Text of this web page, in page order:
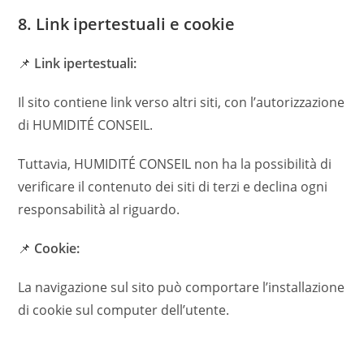
8. Link ipertestuali e cookie
📌 Link ipertestuali:
Il sito contiene link verso altri siti, con l’autorizzazione
di HUMIDITÉ CONSEIL.
Tuttavia, HUMIDITÉ CONSEIL non ha la possibilità di
verificare il contenuto dei siti di terzi e declina ogni
responsabilità al riguardo.
📌 Cookie:
La navigazione sul sito può comportare l’installazione
di cookie sul computer dell’utente.